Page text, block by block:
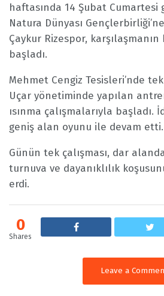
haftasında 14 Şubat Cumartesi
Natura Dünyası
Çaykur Rizespor, karşılaşmanın
başladı.
Mehmet Cengiz Tesisleri’nde
Uçar yönetiminde yapılan
ısınma çalışmalarıyla başladı.
geniş alan oyunu ile devam etti.
Günün tek çalışması, dar
turnuva ve dayanıklılık
erdi.
0
Shares
Leave a